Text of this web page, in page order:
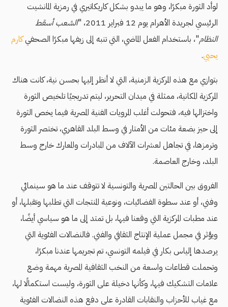
لوأد الثورة مبكرًا، وهو ما يبدو بشكل كاريكاتيري في رمزية المانشيت
الرئيسي لجريدة الأهرام يوم 12 فبراير 2011، "
الشعب أسقط
النظام"، باستخدام الفعل الماضي، التي تنبه إلى زيفها مبكرًا الصحفيكارم
يحيي.
بتوازي مع هذه المركزية الزمنية، التي لا أنظر إليها بحسن نية، كانت هناك
المركزية المكانية، ممثلة في ميدان التحرير، ليتم تدريجيًا تلخيص الثورة
واختزالها فيه، فتحولت أغلب المرويات الفنية المصرية فيما يخص الثورة
إلى حيز بضعة مئات من الأمتار في وسط البلد القاهري، تختصر الثورة
وترمزها، في تجاهل لعشرات الآلاف من المبادرات والمعارك خارج وسط
البلد، وخارج العاصمة.
الفروق بين الحالتين المصرية والتونسية لا تتوقف عند ما هو سينمائي
وفني، أو عند سطوة الفضائيات، ونوعية المنتجات التي تطلبها وتقبلها، أو
عند مطبات المركزية التي وقعنا فيها، بل تمتد إلى ما هو سياسي أيضًا،
ويؤثر في مجمل عملية الإنتاج الثقافي والفني. فالنضالات الفئوية التي
يرصدها إلياس بكار في فيلمه التونسي، تم تجريمها عندنا مبكرًا،
وتحملت قطاعات واسعة من النخب الثقافية المصرية مهمة وضع
علامات التشكيك فيها، وكأنها دخيلة على الثورة، وليست استكمالًا لها،
مع غياب للأحزاب والنقابات القادرة على دفع هذه النضالات الفئوية